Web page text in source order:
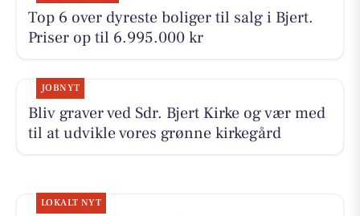
Top 6 over dyreste boliger til salg i Bjert.
Priser op til 6.995.000 kr
JOBNYT
Bliv graver ved Sdr. Bjert Kirke og vær med
til at udvikle vores grønne kirkegård
LOKALT NYT